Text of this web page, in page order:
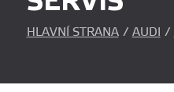
HLAVNÍ STRANA / AUDI /